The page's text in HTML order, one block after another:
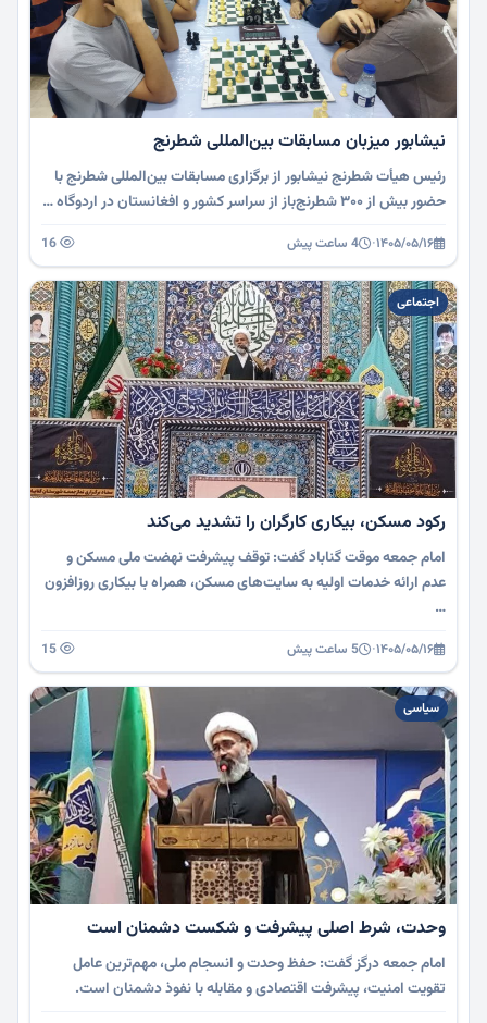
نیشابور میزبان مسابقات بین‌المللی شطرنج
رئیس هیأت شطرنج نیشابور از برگزاری مسابقات بین‌المللی شطرنج با
حضور بیش از ۳۰۰ شطرنج‌باز از سراسر کشور و افغانستان در اردوگاه …
۱۴۰۵/۰۵/۱۶· 4 ساعت پیش
اجتماعی
رکود مسکن، بیکاری کارگران را تشدید می‌کند
امام جمعه موقت گناباد گفت: توقف پیشرفت نهضت ملی مسکن و
عدم ارائه خدمات اولیه به سایت‌های مسکن، همراه با بیکاری روزافزون
…
۱۴۰۵/۰۵/۱۶· 5 ساعت پیش
سیاسی
وحدت، شرط اصلی پیشرفت و شکست دشمنان است
امام جمعه درگز گفت: حفظ وحدت و انسجام ملی، مهم‌ترین عامل
تقویت امنیت، پیشرفت اقتصادی و مقابله با نفوذ دشمنان است.